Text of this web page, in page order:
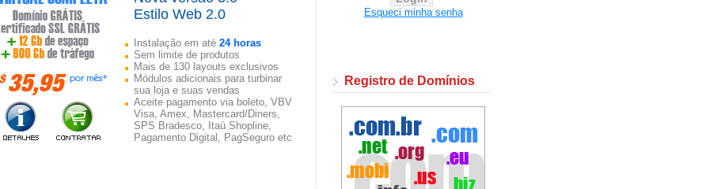
Estilo Web 2.0
Instalação em até 24 horas
Sem limite de produtos
Mais de 130 layouts exclusivos
Módulos adicionais para turbinar
sua loja e suas vendas
Aceite pagamento via boleto, VBV
Visa, Amex, Mastercard/Diners,
SPS Bradesco, Itaú Shopline,
Pagamento Digital, PagSeguro etc
Esqueci minha senha
Registro de Domínios